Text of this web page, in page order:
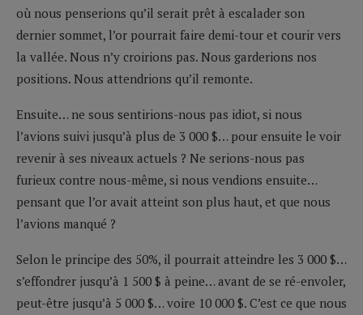
où nous penserions qu’il serait prêt à escalader son
dernier sommet, l’or pourrait faire demi-tour et courir vers
la vallée. Nous n’y croirions pas. Nous garderions nos
positions. Nous attendrions qu’il remonte.
Ensuite… ne sous sentirions-nous pas idiot, si nous
l’avions suivi jusqu’à plus de 3 000 $… pour ensuite le voir
revenir à ses niveaux actuels ? Ne serions-nous pas
furieux contre nous-même, si nous vendions ensuite…
pensant que l’or avait atteint son plus haut, et que nous
l’avions manqué ?
Selon le principe des 50%, il pourrait atteindre les 3 000 $…
s’effondrer jusqu’à 1 500 $ à peine… avant de se ré-envoler,
peut-être jusqu’à 5 000 $… voire 10 000 $. C’est ce que nous